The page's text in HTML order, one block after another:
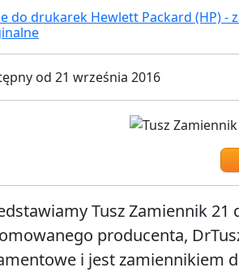
do drukarek Hewlett Packard (HP) -
od 21 września 2016
Tusz Zamiennik 21
producenta,
i jest zamiennikiem